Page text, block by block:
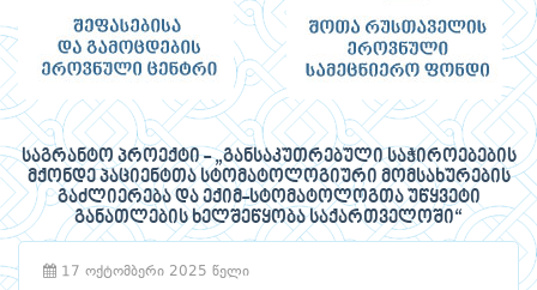
საგრანტო პროექტი - „განსაკუთრებული საჭიროებების
მქონდე პაციენტთა სტომატოლოგიური მომსახურების
გაძლიერება და ექიმ-სტომატოლოგთა უწყვეტი
განათლების ხელშეწყობა საქართველოში“
17 ოქტომბერი 2025 წელი